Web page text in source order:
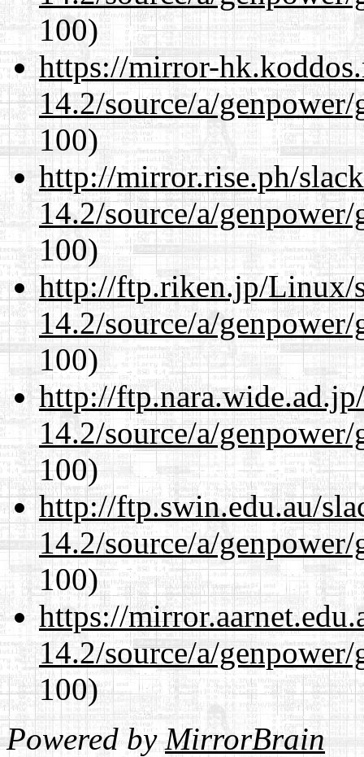
100)
https://mirror-
14.2/source/a/
100)
http://mirror.rise.ph/
14.2/source/a/
100)
http://ftp.riken.jp/Linux/
14.2/source/a/
100)
http://
14.2/source/a/
100)
http://ftp.swin.edu.au/
14.2/source/a/
100)
https://
14.2/source/a/
100)
Powered byMirrorBrain